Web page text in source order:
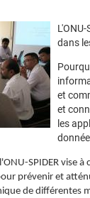
dans
et
et
les
SPIDER vise
prévenir et
de différentes